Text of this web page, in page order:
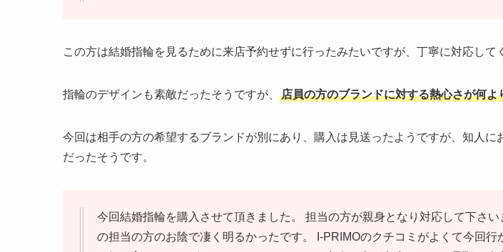
この方は結婚指輪を見るために来店予約せずに行ったみたいですが、丁寧に対応して
指輪のデザインも素敵だったそうですが、 店員の方のブランドに対する熱心さが何よ
今回は相手の方の希望するブランドが別にあり、購入は見送ったようですが、知人に
だったそうです。
今回結婚指輪を購入させて頂きました。 担当の方が親身となり対応して下さ
の担当の方のお陰で凄く明るかったです。 I-PRIMOのクチコミがよくて今回行